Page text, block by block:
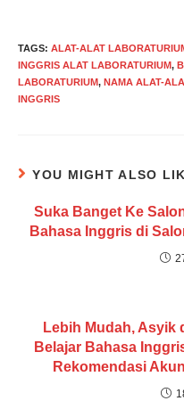
TAGS: ALAT-ALAT
INGGRIS ALAT LABORATURIUM,
LABORATURIUM, NAMA ALAT-
INGGRIS
YOU MIGHT ALSO
Suka Banget Ke
Bahasa Inggris di
Lebih Mudah, Asyik
Belajar Bahasa
Rekomendasi